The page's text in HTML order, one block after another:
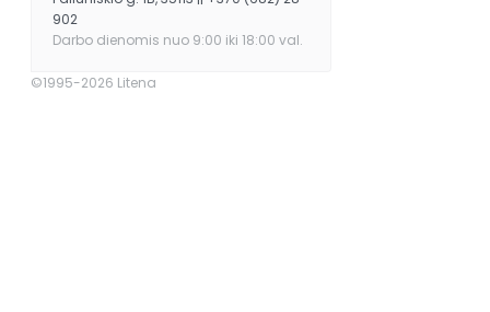
902
Darbo dienomis nuo 9:00 iki 18:00 val.
©1995-2026 Litena